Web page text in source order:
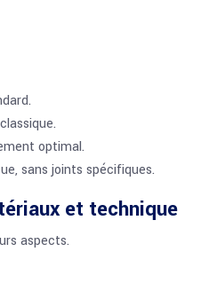
optimal.
sans joints spécifiques.
et technique
aspects.